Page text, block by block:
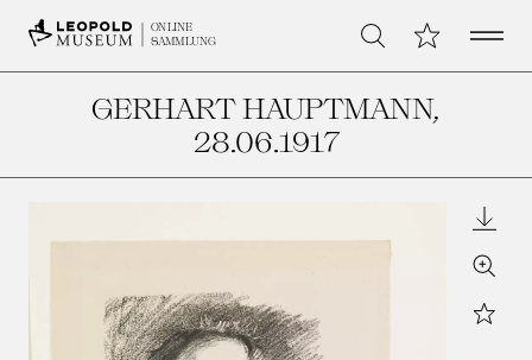
ONLINE
SAMMLUNG
Suche Meine Open
GERHART HAUPTMANN,
28.06.1917
Zoom
Star